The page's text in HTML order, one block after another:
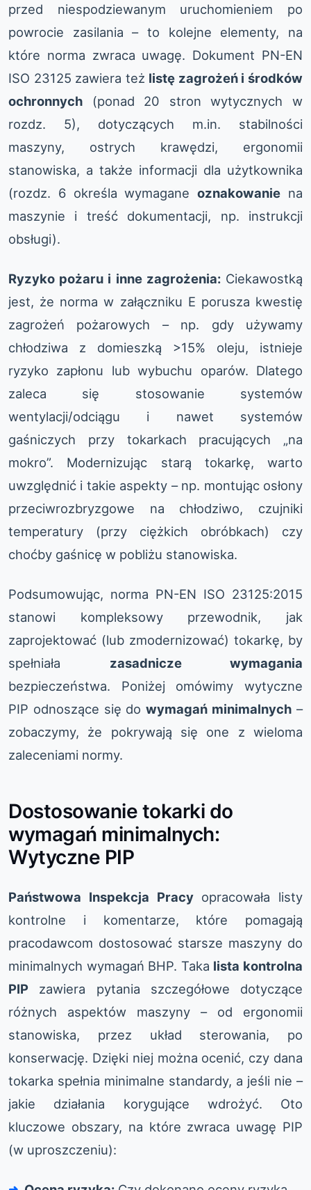
przed niespodziewanym uruchomieniem po
powrocie zasilania – to kolejne elementy, na
które norma zwraca uwagę. Dokument PN-EN
ISO 23125 zawiera też listę zagrożeń i środków
ochronnych (ponad 20 stron wytycznych w
rozdz. 5), dotyczących m.in. stabilności
maszyny, ostrych krawędzi, ergonomii
stanowiska, a także informacji dla użytkownika
(rozdz. 6 określa wymaganeoznakowanie na
maszynie i treść dokumentacji, np. instrukcji
obsługi).
Ryzyko pożaru i inne zagrożenia:Ciekawostką
jest, że norma w załączniku E porusza kwestię
zagrożeń pożarowych – np. gdy używamy
chłodziwa z domieszką >15% oleju, istnieje
ryzyko zapłonu lub wybuchu oparów. Dlatego
zaleca się stosowanie systemów
wentylacji/odciągu i nawet systemów
gaśniczych przy tokarkach pracujących „na
mokro”. Modernizując starą tokarkę, warto
uwzględnić i takie aspekty – np. montując osłony
przeciwrozbryzgowe na chłodziwo, czujniki
temperatury (przy ciężkich obróbkach) czy
choćby gaśnicę w pobliżu stanowiska.
Podsumowując, norma PN-EN ISO 23125:2015
stanowi kompleksowy przewodnik, jak
zaprojektować (lub zmodernizować) tokarkę, by
spełniała zasadnicze wymagania
bezpieczeństwa. Poniżej omówimy wytyczne
PIP odnoszące się dowymagań minimalnych –
zobaczymy, że pokrywają się one z wieloma
zaleceniami normy.
Dostosowanie tokarki do
wymagań minimalnych:
Wytyczne PIP
Państwowa Inspekcja Pracyopracowała listy
kontrolne i komentarze, które pomagają
pracodawcom dostosować starsze maszyny do
minimalnych wymagań BHP. Taka lista kontrolna
PIP zawiera pytania szczegółowe dotyczące
różnych aspektów maszyny – od ergonomii
stanowiska, przez układ sterowania, po
konserwację. Dzięki niej można ocenić, czy dana
tokarka spełnia minimalne standardy, a jeśli nie –
jakie działania korygujące wdrożyć. Oto
kluczowe obszary, na które zwraca uwagę PIP
(w uproszczeniu):